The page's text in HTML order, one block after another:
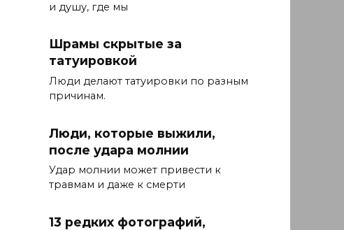
и душу, где мы
Шрамы скрытые за
татуировкой
Люди делают татуировки по разным
причинам.
Люди, которые выжили,
после удара молнии
Удар молнии может привести к
травмам и даже к смерти
13 редких фотографий,